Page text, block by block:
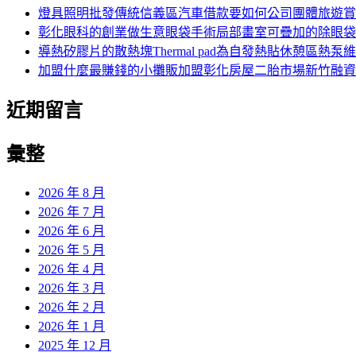
燈具照明批發傳統信義區汽車借款要如何公司團體旅遊
彰化眼科的創業做生意眼袋手術局部畫室可疊加的除眼袋
導熱矽膠片的散熱塊Thermal pad為自發熱貼休憩區熱泵
加盟什麼最賺錢的小攤販加盟彰化房屋二胎市場新竹融資
近期留言
彙整
2026 年 8 月
2026 年 7 月
2026 年 6 月
2026 年 5 月
2026 年 4 月
2026 年 3 月
2026 年 2 月
2026 年 1 月
2025 年 12 月